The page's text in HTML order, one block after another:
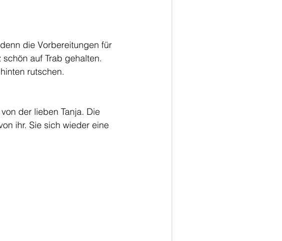
die Vorbereitungen für
auf Trab gehalten.
rutschen.
der lieben Tanja. Die
ihr. Sie sich wieder eine